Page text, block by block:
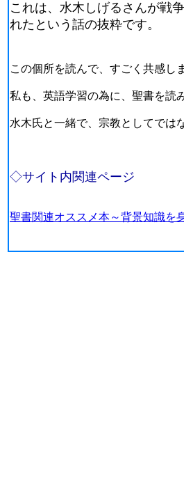
これは、水木しげるさんが戦
れたという話の抜粋です。
この個所を読んで、すごく共感し
私も、英語学習の為に、聖書を読
水木氏と一緒で、宗教としてでは
◇サイト内関連ページ
聖書関連オススメ本～背景知識を